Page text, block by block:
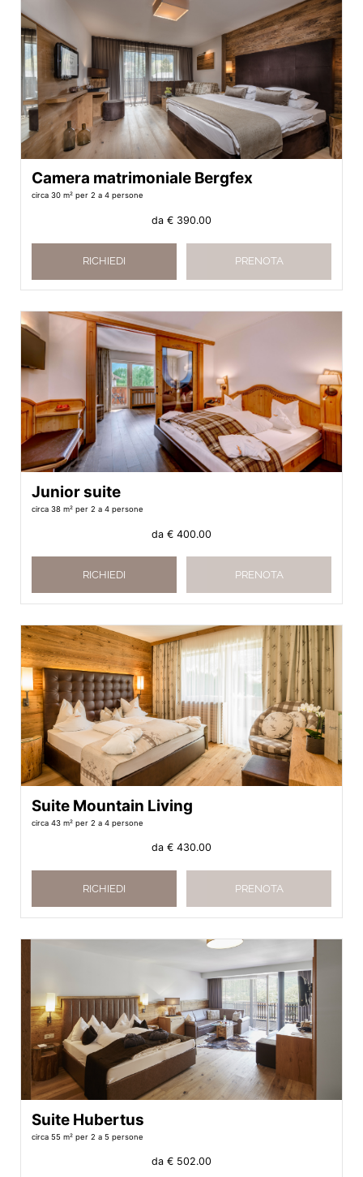
Camera matrimoniale Bergfex
circa 30 m² per 2 a 4 persone
da € 390.00
RICHIEDI PRENOTA
Junior suite
circa 38 m² per 2 a 4 persone
da € 400.00
RICHIEDI PRENOTA
Suite Mountain Living
circa 43 m² per 2 a 4 persone
da € 430.00
RICHIEDI PRENOTA
Suite Hubertus
circa 55 m² per 2 a 5 persone
da € 502.00